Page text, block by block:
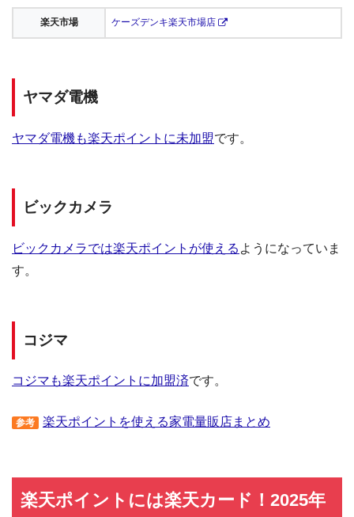
楽天市場 ケーズデンキ楽天市場店
ヤマダ電機
ヤマダ電機も楽天ポイントに未加盟です。
ビックカメラ
ビックカメラでは楽天ポイントが使える ようになっていま
す。
コジマ
コジマも楽天ポイントに加盟済です。
参考 楽天ポイントを使える家電量販店まとめ
楽天ポイントには楽天カード！2025年